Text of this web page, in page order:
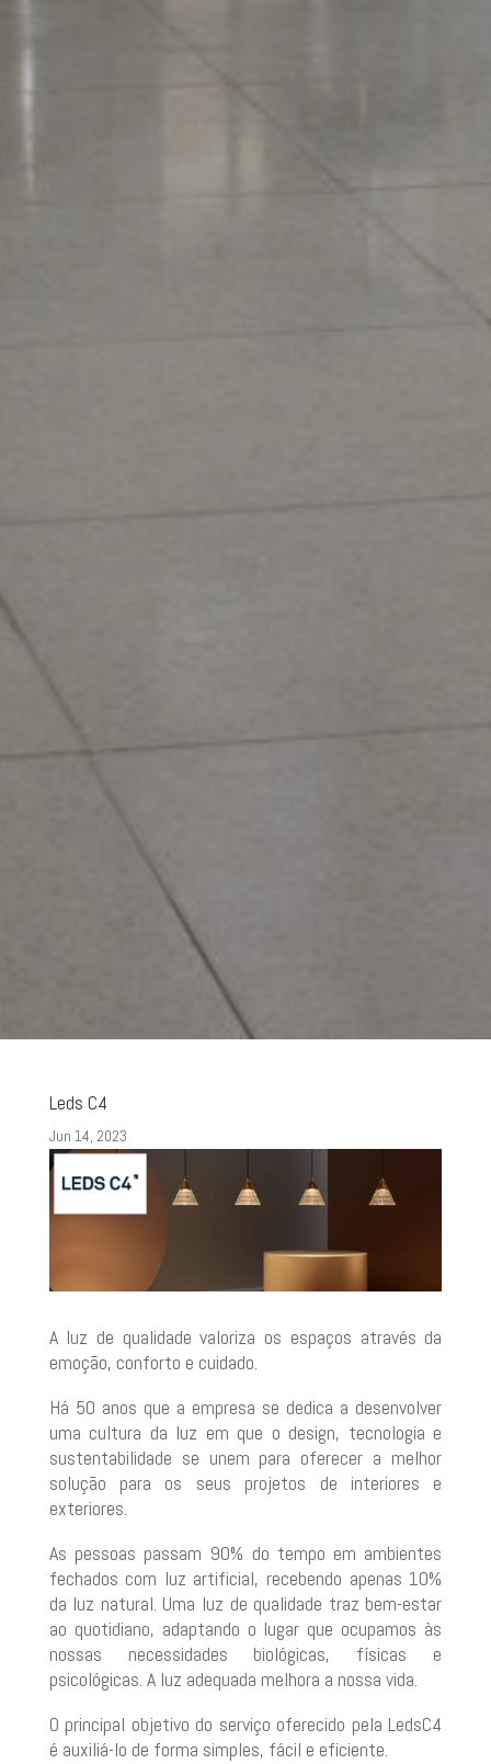
Leds C4
Jun 14, 2023
A luz de qualidade valoriza os espaços através da
emoção, conforto e cuidado.
Há 50 anos que a empresa se dedica a desenvolver
uma cultura da luz em que o design, tecnologia e
sustentabilidade se unem para oferecer a melhor
solução para os seus projetos de interiores e
exteriores.
As pessoas passam 90% do tempo em ambientes
fechados com luz artificial, recebendo apenas 10%
da luz natural. Uma luz de qualidade traz bem-estar
ao quotidiano, adaptando o lugar que ocupamos às
nossas necessidades biológicas, físicas e
psicológicas. A luz adequada melhora a nossa vida.
O principal objetivo do serviço oferecido pela LedsC4
é auxiliá-lo de forma simples, fácil e eficiente.